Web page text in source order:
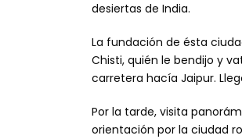
desiertas de India.
La fundación de ésta
Chisti, quién le bendijo y
carretera hacía Jaipur.
Por la tarde, visita
orientación por la ciudad